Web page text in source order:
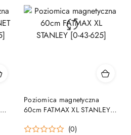
Poziomica magnetyczna
60cm FATMAX XL STANLEY
(0)